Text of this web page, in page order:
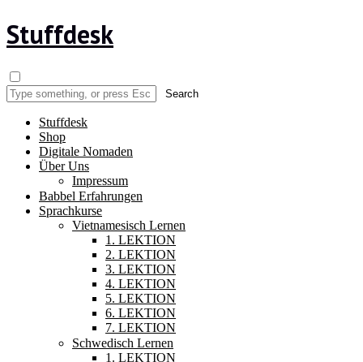
Stuffdesk
Stuffdesk
Shop
Digitale Nomaden
Über Uns
Impressum
Babbel Erfahrungen
Sprachkurse
Vietnamesisch Lernen
1. LEKTION
2. LEKTION
3. LEKTION
4. LEKTION
5. LEKTION
6. LEKTION
7. LEKTION
Schwedisch Lernen
1. LEKTION